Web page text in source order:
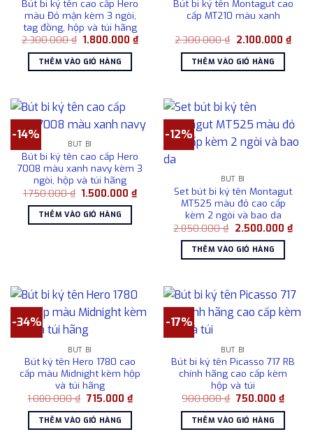
Bút bi ký tên cao cấp Hero
màu Đỏ mận kèm 3 ngòi,
tag đồng, hộp và túi hãng
2.300.000₫ Giá
là:
2.300.000 ₫.
1.800.000₫Giá
hiện
1.800.000 ₫.
THÊM VÀO GIỎ HÀNG
Bút bi ký tên Montagut cao
cấp MT210 màu xanh
2.300.000₫ Giá
là:
2.300.000 ₫.
2.100.000 ₫Giá
hiện
THÊM VÀO GIỎ HÀNG
-14%
BÚT BI
Bút bi ký tên cao cấp Hero
7008 màu xanh navy kèm 3
ngòi, hộp và túi hãng
1.750.000₫ Giá
là:
1.750.000 ₫.
1.500.000₫Giá
hiện
1.500.000 ₫.
THÊM VÀO GIỎ HÀNG
-12%
BÚT BI
Set bút bi ký tên Montagut
MT525 màu đỏ cao cấp
kèm 2 ngòi và bao da
2.850.000₫ Giá
là:
2.850.000 ₫.
2.500.000 ₫Giá
hiện
THÊM VÀO GIỎ HÀNG
-34%
BÚT BI
Bút ký tên Hero 1780 cao
cấp màu Midnight kèm hộp
và túi hãng
1.080.000₫ Giá
là:
1.080.000 ₫.
715.000 ₫Giá
hiện
715.000 ₫.
THÊM VÀO GIỎ HÀNG
-17%
BÚT BI
Bút bi ký tên Picasso 717 RB
chính hãng cao cấp kèm
hộp và túi
900.000₫ Giá
là:
900.000 ₫.
750.000 ₫Giá
hiện
tại
THÊM VÀO GIỎ HÀNG